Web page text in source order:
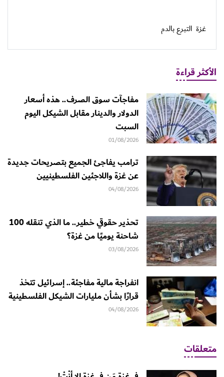
غزة التبرع بالدم
الأكثر قراءة
مفاجآت سوق الصرف.. هذه أسعار
الدولار والدينار مقابل الشيكل اليوم
السبت
01/08/2026
ترامب يفاجئ الجميع بتصريحات جديدة
عن غزة واللاجئين الفلسطينيين
04/08/2026
تحذير حقوقي خطير.. ما الذي تنقله 100
شاحنة يوميًا من غزة؟
03/08/2026
انفراجة مالية مفاجئة.. إسرائيل تتخذ
قرارًا بشأن مليارات الشيكل الفلسطينية
04/08/2026
متعلقات